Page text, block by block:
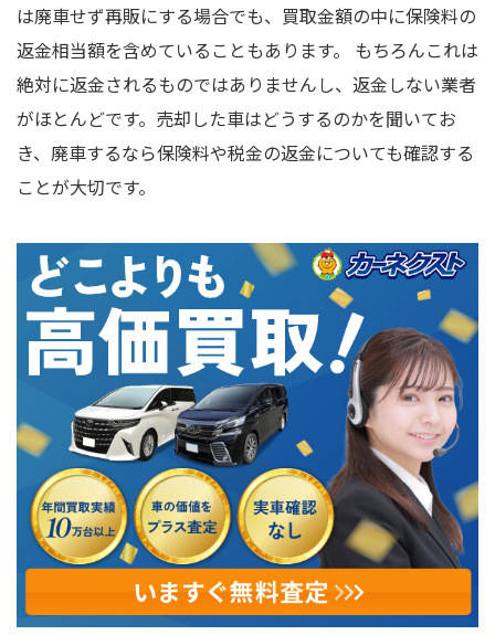
は廃車せず再販にする場合でも、買取金額の中に保険料の
返金相当額を含めていることもあります。 もちろんこれは
絶対に返金されるものではありませんし、返金しない業者
がほとんどです。売却した車はどうするのかを聞いてお
き、廃車するなら保険料や税金の返金についても確認する
ことが大切です。